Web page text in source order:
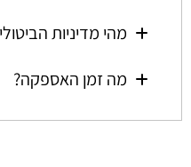
מהי מדיניות
מה זמן האספקה?